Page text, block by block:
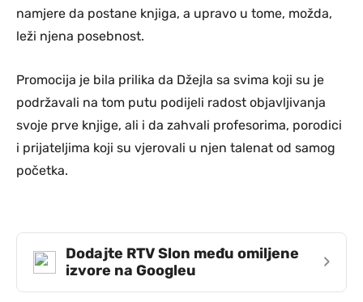
namjere da postane knjiga, a upravo u tome, možda,
leži njena posebnost.
Promocija je bila prilika da Džejla sa svima koji su je
podržavali na tom putu podijeli radost objavljivanja
svoje prve knjige, ali i da zahvali profesorima, porodici
i prijateljima koji su vjerovali u njen talenat od samog
početka.
Dodajte RTV Slon među omiljene
izvore na Googleu
›